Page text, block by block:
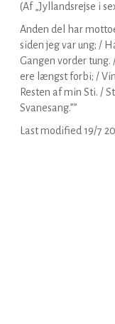
(Af „Jyllandsrejse i
Anden del har
siden jeg var ung; /
Gangen vorder tung.
ere længst forbi; /
Resten af min Sti. /
Svanesang.””
Last modified 19/7